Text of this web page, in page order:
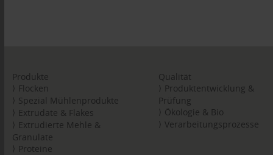
Produkte
Flocken
Spezial Mühlenprodukte
Extrudate & Flakes
Extrudierte Mehle &
Granulate
Proteine
Qualität
Produktentwicklung &
Prüfung
Ökologie & Bio
Verarbeitungsprozesse